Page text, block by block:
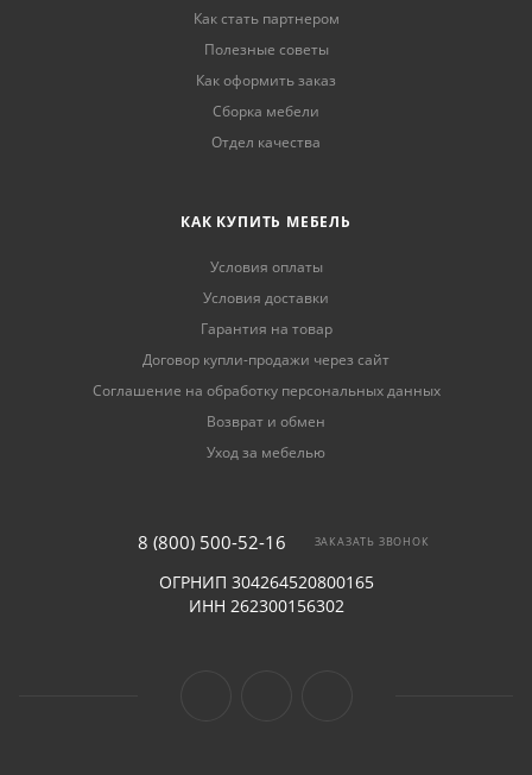
Как стать партнером
Полезные советы
Как оформить заказ
Сборка мебели
Отдел качества
КАК КУПИТЬ МЕБЕЛЬ
Условия оплаты
Условия доставки
Гарантия на товар
Договор купли-продажи через сайт
Соглашение на обработку персональных данных
Возврат и обмен
Уход за мебелью
8 (800) 500-52-16 ЗАКАЗАТЬ ЗВОНОК
ОГРНИП 304264520800165
ИНН 262300156302